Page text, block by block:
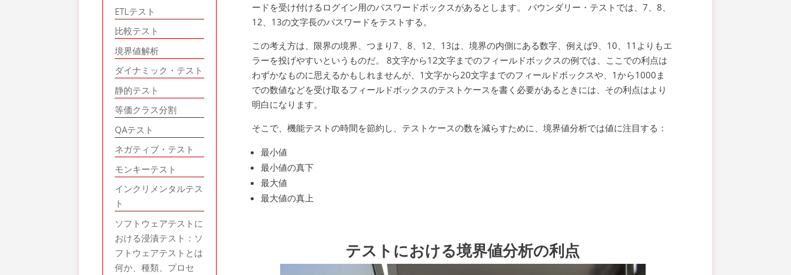
ードを受け付けるログイン用のパスワードボックスがあるとします。 バウンダリー・テストでは、7、8、
12、13の文字長のパスワードをテストする。
この考え方は、限界の境界、つまり7、8、12、13は、境界の内側にある数字、例えば9、10、11よりもエ
ラーを投げやすいというものだ。 8文字から12文字までのフィールドボックスの例では、ここでの利点は
わずかなものに思えるかもしれませんが、1文字から20文字までのフィールドボックスや、1から1000ま
での数値などを受け取るフィールドボックスのテストケースを書く必要があるときには、その利点はより
明白になります。
そこで、機能テストの時間を節約し、テストケースの数を減らすために、境界値分析では値に注目する：
最小値
最小値の真下
最大値
最大値の真上
テストにおける境界値分析の利点
ETLテスト
比較テスト
境界値解析
ダイナミック・テスト
静的テスト
等価クラス分割
QAテスト
ネガティブ・テスト
モンキーテスト
インクリメンタルテス
ト
ソフトウェアテストに
おける浸漬テスト：ソ
フトウェアテストとは
何か、種類、プロセ